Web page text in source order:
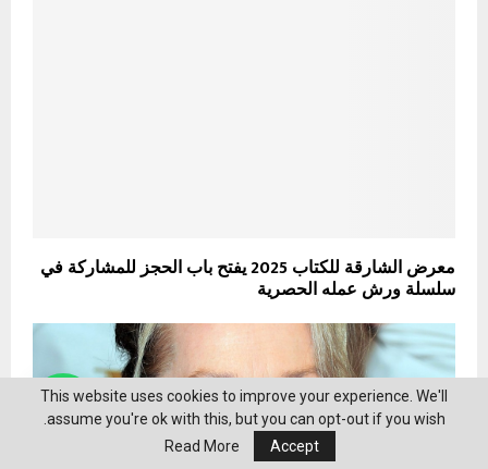
معرض الشارقة للكتاب 2025 يفتح باب الحجز للمشاركة في
سلسلة ورش عمله الحصرية
This website uses cookies to improve your experience. We'll
assume you're ok with this, but you can opt-out if you wish.
Accept
Read More